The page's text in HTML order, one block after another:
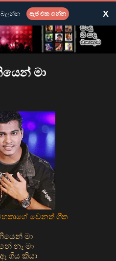
මා
වෙනත් ගීත
මා
නෑ මා
ඈ ගිය කියා
බලන්න ඇප් එක ගන්න X